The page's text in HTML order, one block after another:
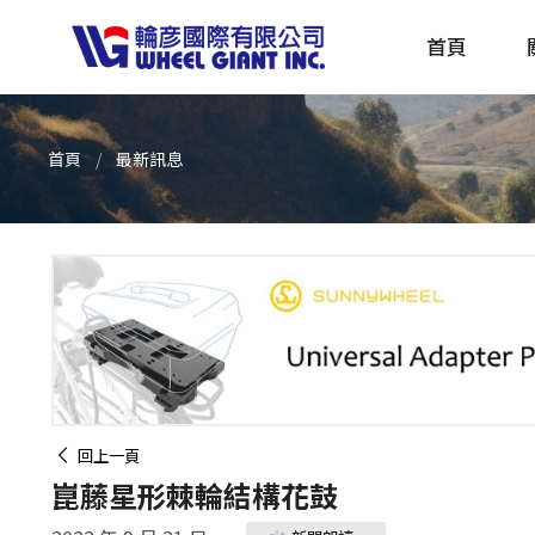
首頁
產品採購指南 TBS
首頁 最新訊息
回上一頁
崑藤星形棘輪結構花鼓